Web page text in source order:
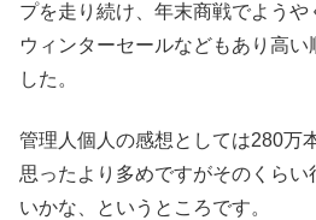
プを走り続け、年末商戦でよう
ウィンターセールなどもあり高い
した。
管理人個人の感想としては280万
思ったより多めですがそのくら
いかな、というところです。